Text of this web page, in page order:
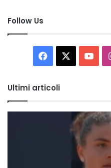
Follow Us
Facebook You
Ultimi articoli